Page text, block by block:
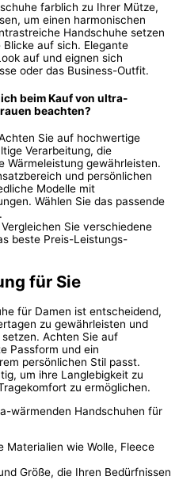
farblich zu Ihrer Mütze,
um einen harmonischen
Handschuhe setzen
auf sich. Elegante
auf und eignen sich
oder das Business-Outfit.
beim Kauf von ultra-
beachten?
Sie auf hochwertige
Verarbeitung, die
Wärmeleistung gewährleisten.
und persönlichen
Modelle mit
Wählen Sie das passende
Sie verschiedene
beste Preis-Leistungs-
für Sie
für Damen ist entscheidend,
zu gewährleisten und
Achten Sie auf
Passform und ein
persönlichen Stil passt.
um ihre Langlebigkeit zu
zu ermöglichen.
wärmenden Handschuhen für
wie Wolle, Fleece
Größe, die Ihren Bedürfnissen